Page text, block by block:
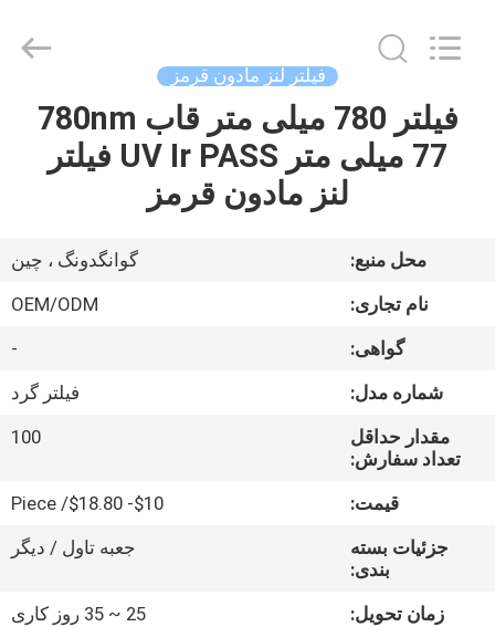
صفحه
اصلی
درباره
کارخانه
کیفیت
Technology
فیلتر لنز مادون قرمز
فیلتر 780 میلی متر قاب 780nm
77 میلی متر UV Ir PASS فیلتر
لنز مادون قرمز
محل منبع:
گوانگدونگ ، چین
نام تجاری:
OEM/ODM
گواهی:
-
شماره مدل:
فیلتر گرد
مقدار حداقل
تعداد سفارش:
100
قیمت:
$10- $18.80/ Piece
جزئیات بسته
بندی:
جعبه تاول / دیگر
زمان تحویل:
25 ~ 35 روز کاری